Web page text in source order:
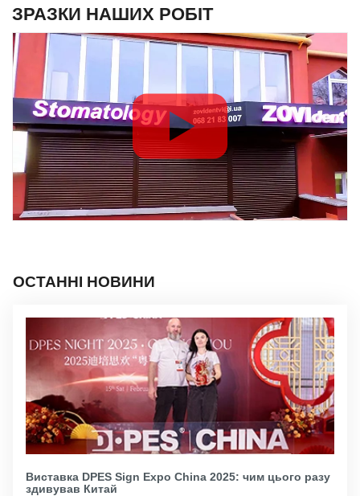
ЗРАЗКИ НАШИХ РОБІТ
ОСТАННІ НОВИНИ
Виставка DPES Sign Expo China 2025: чим цього разу
здивував Китай